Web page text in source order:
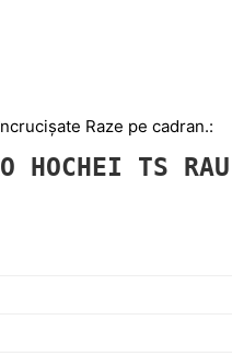
Raze pe cadran.:
HOCHEI TS RAU